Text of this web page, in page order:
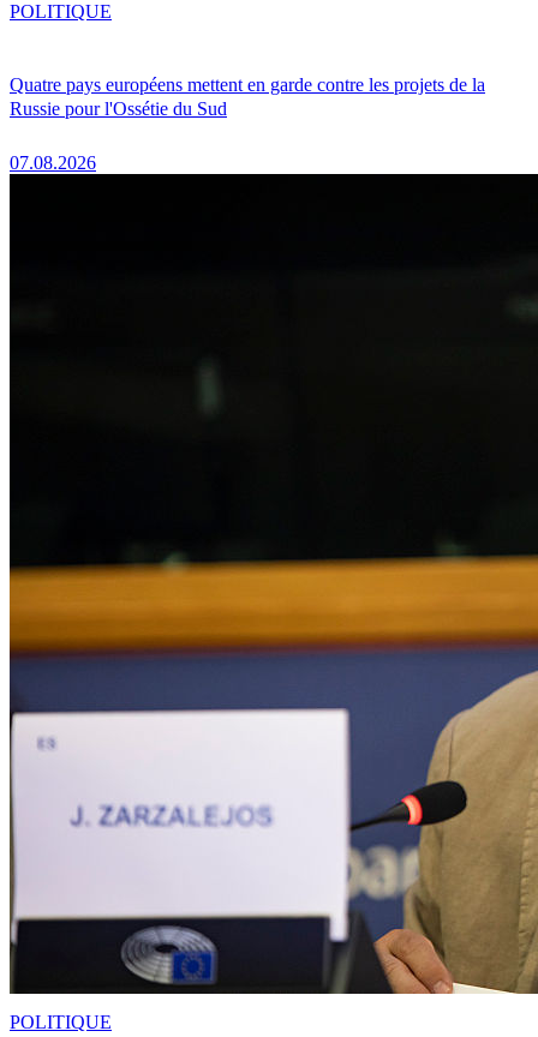
Quatre pays européens mettent en garde contre les projets de la
Russie pour l'Ossétie du Sud
07.08.2026
POLITIQUE
POLITIQUE